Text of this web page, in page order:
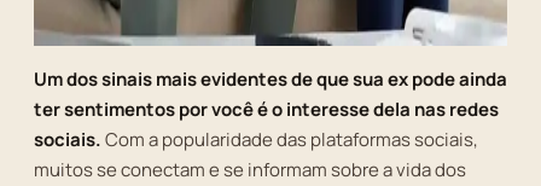
Um dos sinais mais evidentes de que sua ex pode ainda
ter sentimentos por você é o interesse dela nas redes
sociais.Com a popularidade das plataformas sociais,
muitos se conectam e se informam sobre a vida dos